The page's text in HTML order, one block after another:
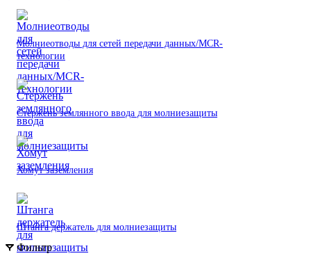
Молниеотводы для сетей передачи данных/MCR-
технологии
Стержень землянного ввода для молниезащиты
Хомут заземления
Штанга держатель для молниезащиты
Фильтр